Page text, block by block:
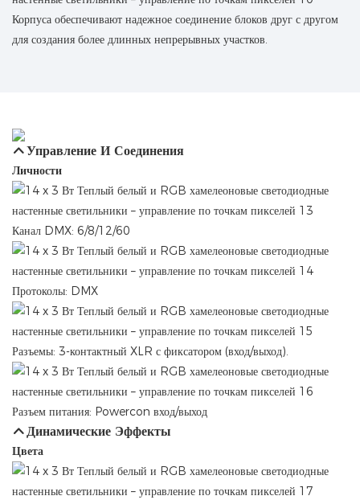
Корпуса обеспечивают надежное соединение блоков друг с другом
для создания более длинных непрерывных участков.
Управление И Соединения
Личности
Канал DMX: 6/8/12/60
Протоколы: DMX
Разъемы: 3-контактный XLR с фиксатором (вход/выход).
Разъем питания: Powercon вход/выход
Динамические Эффекты
Цвета